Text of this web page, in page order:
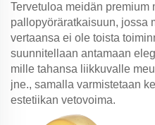
Tervetuloa meidän premium
pallopyöräratkaisuun, jossa
vertaansa ei ole toista
suunnitellaan antamaan
mille tahansa liikkuvalle
jne., samalla varmistetaan
estetiikan vetovoima.